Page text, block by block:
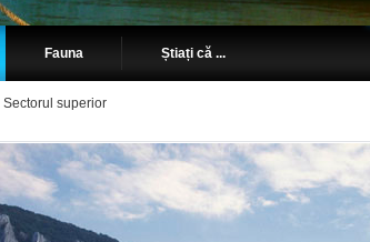
Fauna Știați că ...
Sectorul superior